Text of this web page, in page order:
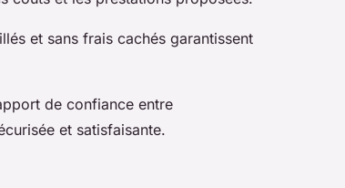
et sans frais cachés garantissent
de confiance entre
et satisfaisante.